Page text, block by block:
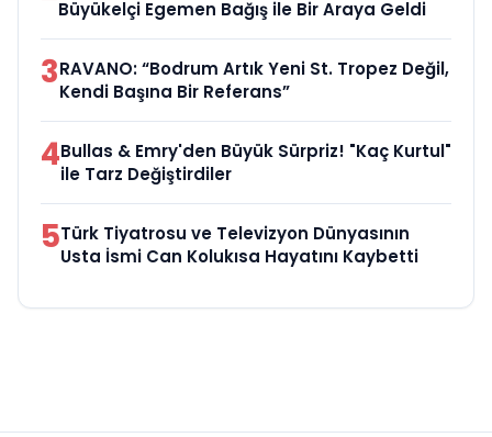
Büyükelçi Egemen Bağış ile Bir Araya Geldi
3RAVANO: “Bodrum Artık Yeni St. Tropez Değil,
Kendi Başına Bir Referans”
4Bullas & Emry'den Büyük Sürpriz! "Kaç Kurtul"
ile Tarz Değiştirdiler
5Türk Tiyatrosu ve Televizyon Dünyasının
Usta İsmi Can Kolukısa Hayatını Kaybetti